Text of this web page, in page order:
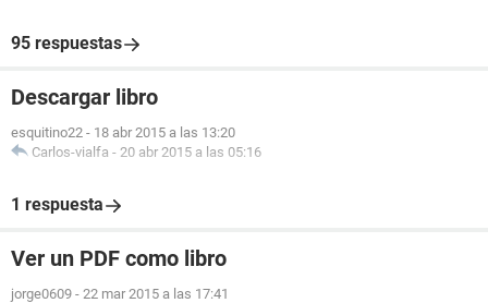
95 respuestas
Descargar libro
esquitino22 - 18 abr 2015 a las 13:20
Carlos-vialfa - 20 abr 2015 a las 05:16
1 respuesta
Ver un PDF como libro
jorge0609 - 22 mar 2015 a las 17:41